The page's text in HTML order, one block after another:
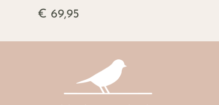
€ 69,95